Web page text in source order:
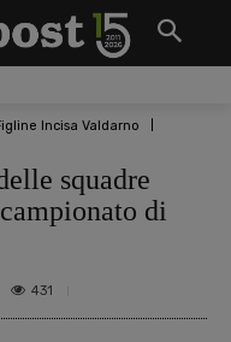
Incisa Valdarno
squadre
di
431